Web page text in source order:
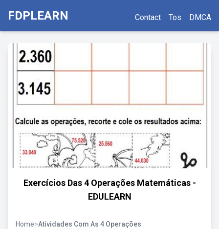
FDPLEARN Contact Tos DMCA
Exercícios Das 4 Operações Matemáticas -
EDULEARN
Home>Atividades Com As 4 Operações